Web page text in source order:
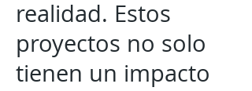
realidad. Estos
proyectos no solo
tienen un impacto